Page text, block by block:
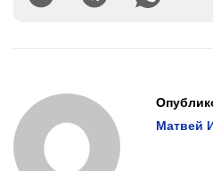
Матвей